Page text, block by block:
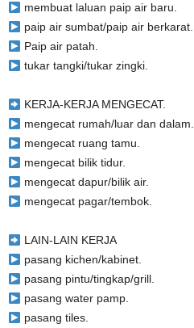
membuat laluan paip air baru.
paip air sumbat/paip air berkarat.
Paip air patah.
tukar tangki/tukar zingki.
KERJA-KERJA MENGECAT.
mengecat rumah/luar dan dalam.
mengecat ruang tamu.
mengecat bilik tidur.
mengecat dapur/bilik air.
mengecat pagar/tembok.
LAIN-LAIN KERJA
pasang kichen/kabinet.
pasang pintu/tingkap/grill.
pasang water pamp.
pasang tiles.